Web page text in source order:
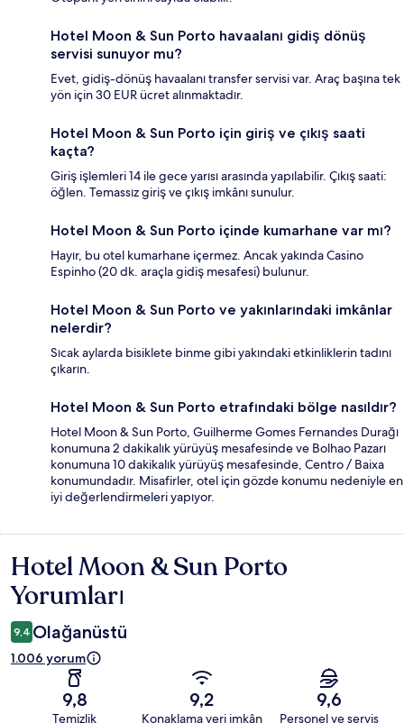
Hotel Moon & Sun Porto havaalanı gidiş dönüş
servisi sunuyor mu?
Evet, gidiş-dönüş havaalanı transfer servisi var. Araç başına tek
yön için 30 EUR ücret alınmaktadır.
Hotel Moon & Sun Porto için giriş ve çıkış saati
kaçta?
Giriş işlemleri 14 ile gece yarısı arasında yapılabilir. Çıkış saati:
öğlen. Temassız giriş ve çıkış imkânı sunulur.
Hotel Moon & Sun Porto içinde kumarhane var mı?
Hayır, bu otel kumarhane içermez. Ancak yakında Casino
Espinho (20 dk. araçla gidiş mesafesi) bulunur.
Hotel Moon & Sun Porto ve yakınlarındaki imkânlar
nelerdir?
Sıcak aylarda bisiklete binme gibi yakındaki etkinliklerin tadını
çıkarın.
Hotel Moon & Sun Porto etrafındaki bölge nasıldır?
Hotel Moon & Sun Porto, Guilherme Gomes Fernandes Durağı
konumuna 2 dakikalık yürüyüş mesafesinde ve Bolhao Pazarı
konumuna 10 dakikalık yürüyüş mesafesinde, Centro / Baixa
konumundadır. Misafirler, otel için gözde konumu nedeniyle en
iyi değerlendirmeleri yapıyor.
Yorumlar
Hotel Moon & Sun Porto
Yorumları
9,4 Olağanüstü
1.006 yorum
9,8
Temizlik
9,2
Konaklama yeri imkân
9,6
Personel ve servis